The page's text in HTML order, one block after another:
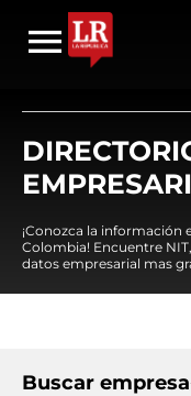
¡Conozca la información
Colombia! Encuentre
datos empresarial mas
Buscar empresa